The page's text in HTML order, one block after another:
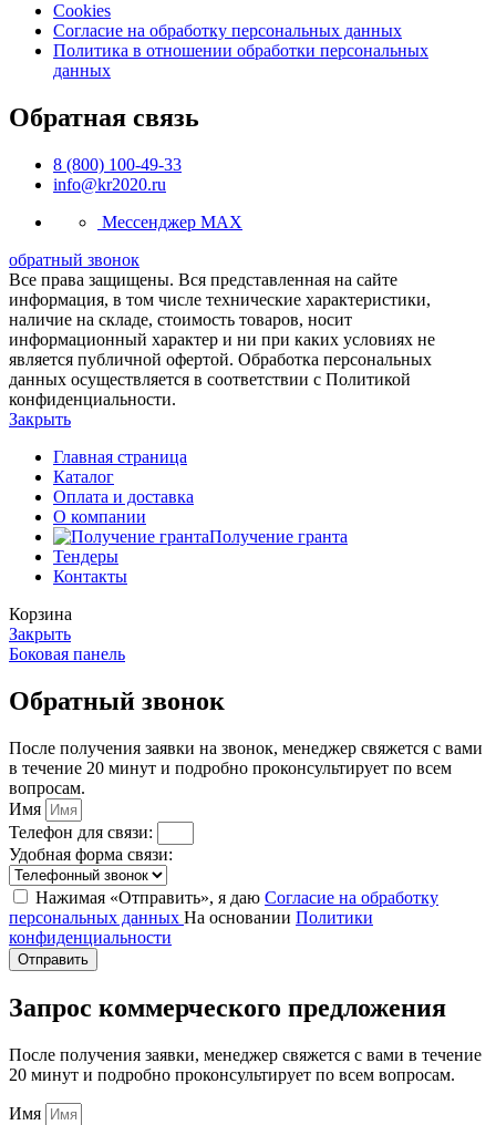
Cookies
Согласие на обработку персональных данных
Политика в отношении обработки персональных
данных
Обратная связь
8 (800) 100-49-33
info@kr2020.ru
Мессенджер MAX
обратный звонок
Все права защищены. Вся представленная на сайте
информация, в том числе технические характеристики,
наличие на складе, стоимость товаров, носит
информационный характер и ни при каких условиях не
является публичной офертой. Обработка персональных
данных осуществляется в соответствии с Политикой
конфиденциальности.
Закрыть
Главная страница
Каталог
Оплата и доставка
О компании
Получение гранта
Тендеры
Контакты
Корзина
Закрыть
Боковая панель
Обратный звонок
После получения заявки на звонок, менеджер свяжется с вами
в течение 20 минут и подробно проконсультирует по всем
вопросам.
Имя
Телефон для связи:
Удобная форма связи:
Нажимая «Отправить», я даю Согласие на обработку
персональных данных На основании Политики
конфиденциальности
Отправить
Запрос коммерческого предложения
После получения заявки, менеджер свяжется с вами в течение
20 минут и подробно проконсультирует по всем вопросам.
Имя